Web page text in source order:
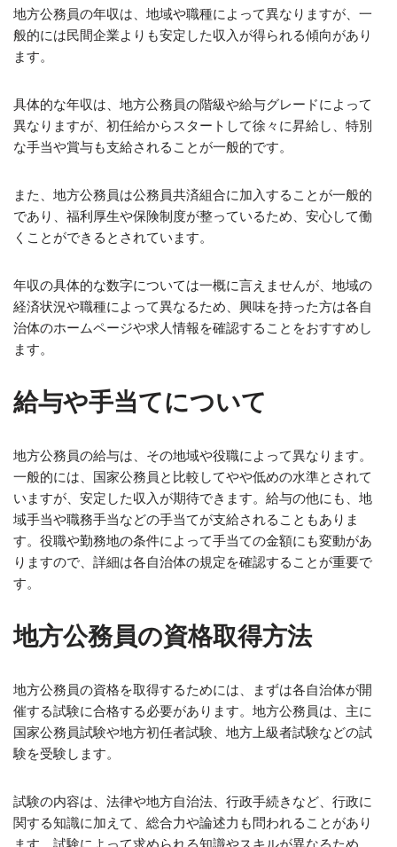
地方公務員の年収は、地域や職種によって異なりますが、一
般的には民間企業よりも安定した収入が得られる傾向があり
ます。
具体的な年収は、地方公務員の階級や給与グレードによって
異なりますが、初任給からスタートして徐々に昇給し、特別
な手当や賞与も支給されることが一般的です。
また、地方公務員は公務員共済組合に加入することが一般的
であり、福利厚生や保険制度が整っているため、安心して働
くことができるとされています。
年収の具体的な数字については一概に言えませんが、地域の
経済状況や職種によって異なるため、興味を持った方は各自
治体のホームページや求人情報を確認することをおすすめし
ます。
給与や手当てについて
地方公務員の給与は、その地域や役職によって異なります。
一般的には、国家公務員と比較してやや低めの水準とされて
いますが、安定した収入が期待できます。給与の他にも、地
域手当や職務手当などの手当てが支給されることもありま
す。役職や勤務地の条件によって手当ての金額にも変動があ
りますので、詳細は各自治体の規定を確認することが重要で
す。
地方公務員の資格取得方法
地方公務員の資格を取得するためには、まずは各自治体が開
催する試験に合格する必要があります。地方公務員は、主に
国家公務員試験や地方初任者試験、地方上級者試験などの試
験を受験します。
試験の内容は、法律や地方自治法、行政手続きなど、行政に
関する知識に加えて、総合力や論述力も問われることがあり
ます。試験によって求められる知識やスキルが異なるため、